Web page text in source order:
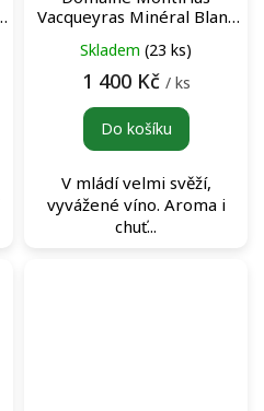
Vacqueyras Minéral Blanc
Skladem (23 ks)
1 400 Kč / ks
Do košíku
V mládí velmi svěží,
vyvážené víno. Aroma i
chuť...